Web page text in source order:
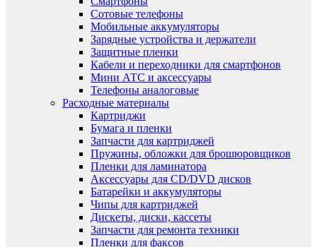
Сотовые телефоны
Мобильные аккумуляторы
Зарядные устройства и держатели
Защитные пленки
Кабели и переходники для смартфонов
Мини АТС и аксессуары
Телефоны аналоговые
Расходные материалы
Картриджи
Бумага и пленки
Запчасти для картриджей
Пружины, обложки для брошюровщиков
Пленки для ламинатора
Аксессуары для CD/DVD дисков
Батарейки и аккумуляторы
Чипы для картриджей
Дискеты, диски, кассеты
Запчасти для ремонта техники
Пленки для факсов